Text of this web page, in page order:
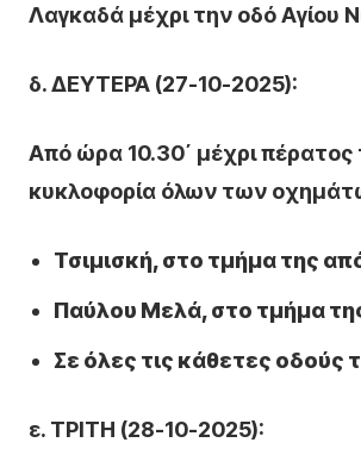
Λαγκαδά μέχρι την οδό Αγίου
δ. ΔΕΥΤΕΡΑ (27-10-2025):
Από ώρα 10.30΄ μέχρι
κυκλοφορία όλων των
Τσιμισκή, στο τμήμα της
Παύλου Μελά, στο τμήμα
Σε όλες τις κάθετες
ε. ΤΡΙΤΗ (28-10-2025):